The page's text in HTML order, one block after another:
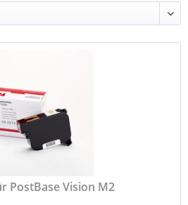
PostBase Vision M2